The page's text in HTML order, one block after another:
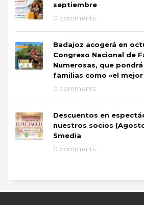
septiembre
0 comments
Badajoz acogerá en
Congreso Nacional de
Numerosas, que
familias como «el
0 comments
Descuentos en
nuestros socios
Smedia
0 comments